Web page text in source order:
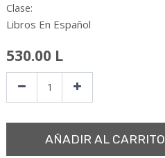
Clase:
Libros En Español
530.00 L
AÑADIR AL CARRITO